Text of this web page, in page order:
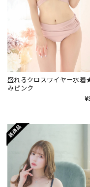
盛れるクロスワイヤー水着
みピンク